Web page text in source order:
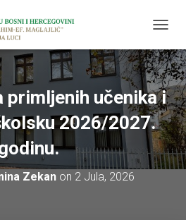
O
G
G
L
E
N
A
V
I
G
primljenih učenika i
2026/2027.
Zekan on 2 Jula, 2026